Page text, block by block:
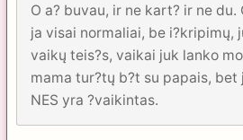
O a? buvau, ir ne kart? ir ne du.
ja visai normaliai, be i?kripimų,
vaikų teis?s, vaikai juk lanko
mama tur?tų b?t su papais, bet
NES yra ?vaikintas.